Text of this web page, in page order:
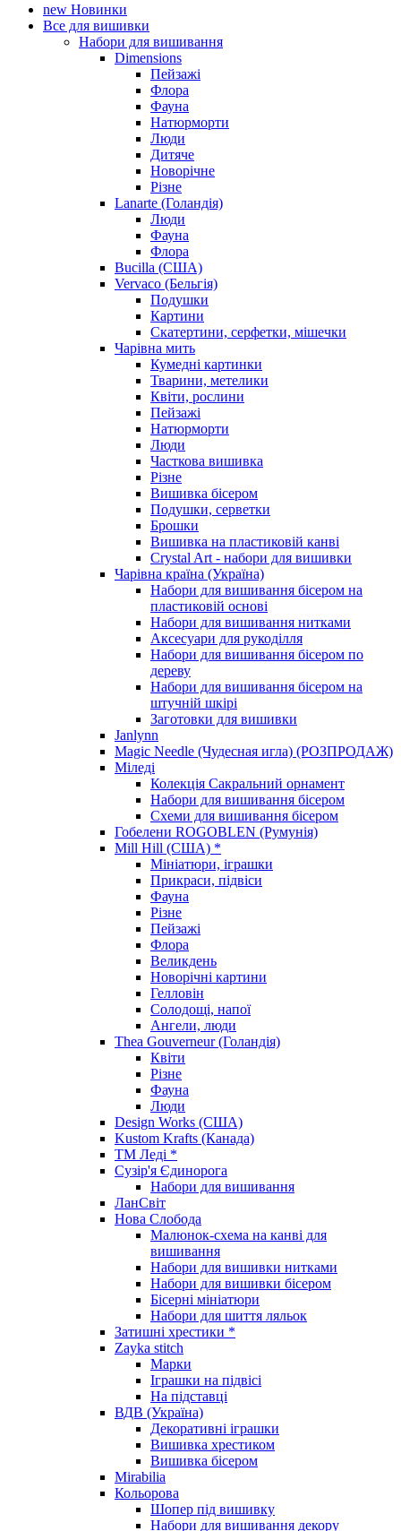
new Новинки
Все для вишивки
Набори для вишивання
Dimensions
Пейзажі
Флора
Фауна
Натюрморти
Люди
Дитяче
Новорічне
Різне
Lanarte (Голандія)
Люди
Фауна
Флора
Bucilla (США)
Vervaco (Бельгія)
Подушки
Картини
Скатертини, серфетки, мішечки
Чарiвна мить
Кумедні картинки
Тварини, метелики
Квіти, рослини
Пейзажі
Натюрморти
Люди
Часткова вишивка
Різне
Вишивка бісером
Подушки, серветки
Брошки
Вишивка на пластиковій канві
Crystal Art - набори для вишивки
Чарівна країна (Україна)
Набори для вишивання бісером на
пластиковій основі
Набори для вишивання нитками
Аксесуари для рукоділля
Набори для вишивання бісером по
дереву
Набори для вишивання бісером на
штучній шкірі
Заготовки для вишивки
Janlynn
Magic Needle (Чудесная игла) (РОЗПРОДАЖ)
Міледі
Колекція Сакральний орнамент
Набори для вишивання бісером
Схеми для вишивання бісером
Гобелени ROGOBLEN (Румунія)
Mill Hill (США) *
Мініатюри, іграшки
Прикраси, підвіси
Фауна
Різне
Пейзажі
Флора
Великдень
Новорічні картини
Гелловін
Солодощі, напої
Ангели, люди
Thea Gouverneur (Голандія)
Квіти
Різне
Фауна
Люди
Design Works (США)
Kustom Krafts (Канада)
ТМ Леді *
Сузір'я Єдинорога
Набори для вишивання
ЛанСвіт
Нова Слобода
Малюнок-схема на канві для
вишивання
Набори для вишивки нитками
Набори для вишивки бісером
Бісерні мініатюри
Набори для шиття ляльок
Затишні хрестики *
Zayka stitch
Марки
Іграшки на підвісі
На підставці
ВДВ (Україна)
Декоративні іграшки
Вишивка хрестиком
Вишивка бісером
Mirabilia
Кольорова
Шопер під вишивку
Набори для вишивання декору